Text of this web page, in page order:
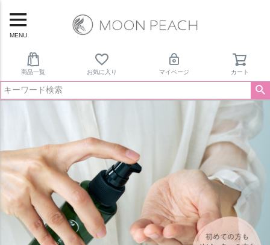
MENU
商品一覧 お気に入り マイページ カート